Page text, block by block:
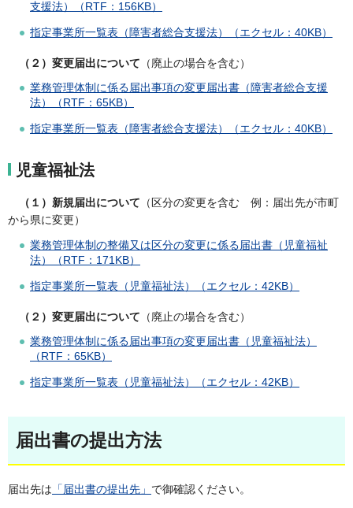
支援法）（RTF：156KB）
指定事業所一覧表（障害者総合支援法）（エクセル：40KB）
（２）変更届出について （廃止の場合を含む）
業務管理体制に係る届出事項の変更届出書（障害者総合支援
法）（RTF：65KB）
指定事業所一覧表（障害者総合支援法）（エクセル：40KB）
児童福祉法
（１）新規届出について （区分の変更を含む 例：届出先が市町
から県に変更）
業務管理体制の整備又は区分の変更に係る届出書（児童福祉
法）（RTF：171KB）
指定事業所一覧表（児童福祉法）（エクセル：42KB）
（２）変更届出について （廃止の場合を含む）
業務管理体制に係る届出事項の変更届出書（児童福祉法）
（RTF：65KB）
指定事業所一覧表（児童福祉法）（エクセル：42KB）
届出書の提出方法
届出先は 「届出書の提出先」 で御確認ください。